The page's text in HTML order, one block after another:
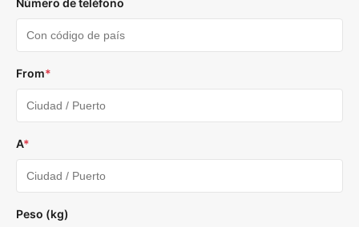
Número de teléfono
From*
A*
Peso (kg)